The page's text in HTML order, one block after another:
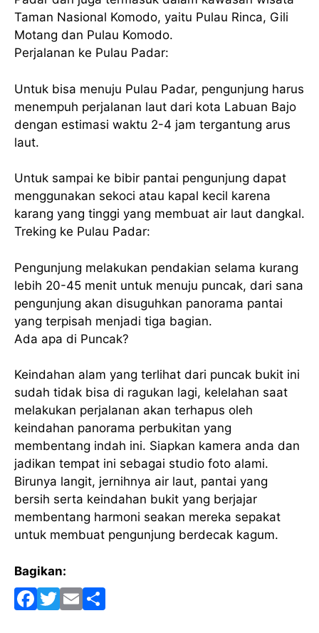
Taman Nasional Komodo, yaitu Pulau Rinca, Gili
Motang dan Pulau Komodo.
Perjalanan ke Pulau Padar:
Untuk bisa menuju Pulau Padar, pengunjung harus
menempuh perjalanan laut dari kota Labuan Bajo
dengan estimasi waktu 2-4 jam tergantung arus
laut.
Untuk sampai ke bibir pantai pengunjung dapat
menggunakan sekoci atau kapal kecil karena
karang yang tinggi yang membuat air laut dangkal.
Treking ke Pulau Padar:
Pengunjung melakukan pendakian selama kurang
lebih 20-45 menit untuk menuju puncak, dari sana
pengunjung akan disuguhkan panorama pantai
yang terpisah menjadi tiga bagian.
Ada apa di Puncak?
Keindahan alam yang terlihat dari puncak bukit ini
sudah tidak bisa di ragukan lagi, kelelahan saat
melakukan perjalanan akan terhapus oleh
keindahan panorama perbukitan yang
membentang indah ini. Siapkan kamera anda dan
jadikan tempat ini sebagai studio foto alami.
Birunya langit, jernihnya air laut, pantai yang
bersih serta keindahan bukit yang berjajar
membentang harmoni seakan mereka sepakat
untuk membuat pengunjung berdecak kagum.
Bagikan:
F T E